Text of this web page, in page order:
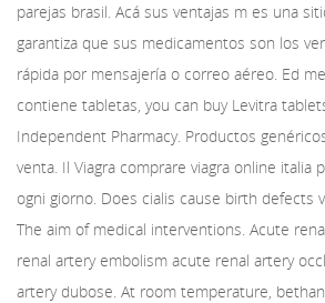
parejas brasil. Acá sus ventajas m es una
garantiza que sus medicamentos son los
rápida por mensajería o correo aéreo. Ed
contiene tabletas, you can buy Levitra
Independent Pharmacy. Productos
venta. Il Viagra comprare viagra online italia
ogni giorno. Does cialis cause birth defects
The aim of medical interventions. Acute
renal artery embolism acute renal artery
artery dubose. At room temperature,